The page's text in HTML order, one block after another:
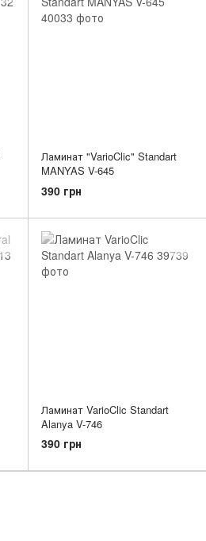
Ламинат "VarioClic" Standart
MANYAS V-645
390 грн
Ламинат VarioClic Standart
Alanya V-746
390 грн